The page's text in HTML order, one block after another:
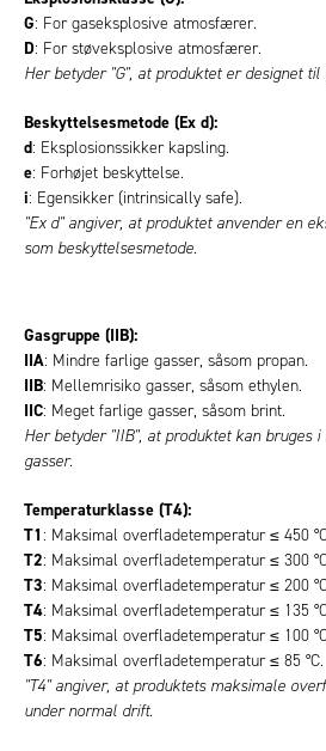
G: For gaseksplosive atmosfærer.
D: For støveksplosive atmosfærer.
Her betyder "G", at produktet er designet
Beskyttelsesmetode (Ex d):
d: Eksplosionssikker kapsling.
e: Forhøjet beskyttelse.
i: Egensikker (intrinsically safe).
"Ex d" angiver, at produktet anvender en
som beskyttelsesmetode.
Gasgruppe (IIB):
IIA: Mindre farlige gasser, såsom propan.
IIB: Mellemrisiko gasser, såsom ethylen.
IIC: Meget farlige gasser, såsom brint.
Her betyder "IIB", at produktet kan bruges
gasser.
Temperaturklasse (T4):
T1 : Maksimal overfladetemperatur ≤ 450
T2: Maksimal overfladetemperatur ≤ 300
T3: Maksimal overfladetemperatur ≤ 200
T4: Maksimal overfladetemperatur ≤ 135
T5: Maksimal overfladetemperatur ≤ 100
T6: Maksimal overfladetemperatur ≤ 85 °C.
"T4" angiver, at produktets maksimale
under normal drift.